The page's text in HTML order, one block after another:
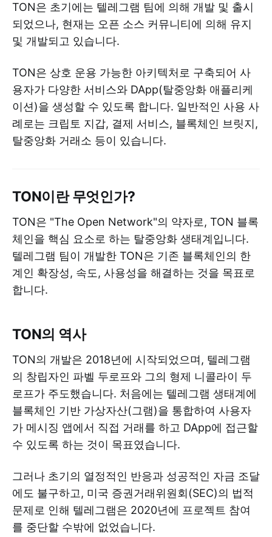
TON은 초기에는 텔레그램 팀에 의해 개발 및 출시
되었으나, 현재는 오픈 소스 커뮤니티에 의해 유지
및 개발되고 있습니다.
TON은 상호 운용 가능한 아키텍처로 구축되어 사
용자가 다양한 서비스와 DApp(탈중앙화 애플리케
이션)을 생성할 수 있도록 합니다. 일반적인 사용 사
례로는 크립토 지갑, 결제 서비스, 블록체인 브릿지,
탈중앙화 거래소 등이 있습니다.
TON이란 무엇인가?
TON은 "The Open Network"의 약자로, TON 블록
체인을 핵심 요소로 하는 탈중앙화 생태계입니다.
텔레그램 팀이 개발한 TON은 기존 블록체인의 한
계인 확장성, 속도, 사용성을 해결하는 것을 목표로
합니다.
TON의 역사
TON의 개발은 2018년에 시작되었으며, 텔레그램
의 창립자인 파벨 두로프와 그의 형제 니콜라이 두
로프가 주도했습니다. 처음에는 텔레그램 생태계에
블록체인 기반 가상자산(그램)을 통합하여 사용자
가 메시징 앱에서 직접 거래를 하고 DApp에 접근할
수 있도록 하는 것이 목표였습니다.
그러나 초기의 열정적인 반응과 성공적인 자금 조달
에도 불구하고, 미국 증권거래위원회(SEC)의 법적
문제로 인해 텔레그램은 2020년에 프로젝트 참여
를 중단할 수밖에 없었습니다.